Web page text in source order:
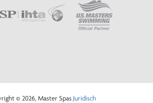
© 2026, Master SpasJuridisch